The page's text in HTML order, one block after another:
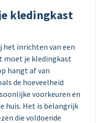
kledingkast
het inrichten van een
moet je kledingkast
hangt af van
de hoeveelheid
voorkeuren en
huis. Het is belangrijk
die voldoende